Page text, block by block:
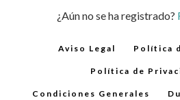
¿Aún no se ha registrado?
Aviso Legal Política
Política de
Condiciones Generales